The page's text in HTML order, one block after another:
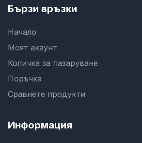
Бързи връзки
Начало
Моят акаунт
Количка за пазаруване
Поръчка
Сравнете продукти
Информация